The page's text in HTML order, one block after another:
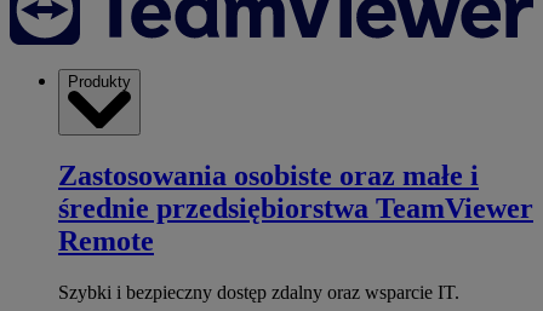
Produkty
Zastosowania osobiste oraz małe i
średnie przedsiębiorstwa TeamViewer
Remote
Szybki i bezpieczny dostęp zdalny oraz wsparcie IT.